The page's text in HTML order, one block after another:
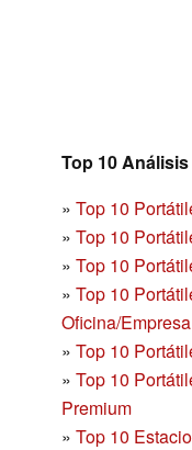
Top 10 Análisis
» Top 10
» Top 10
» Top 10
» Top 10
Oficina/Empresa
» Top 10
» Top 10
Premium
» Top 10